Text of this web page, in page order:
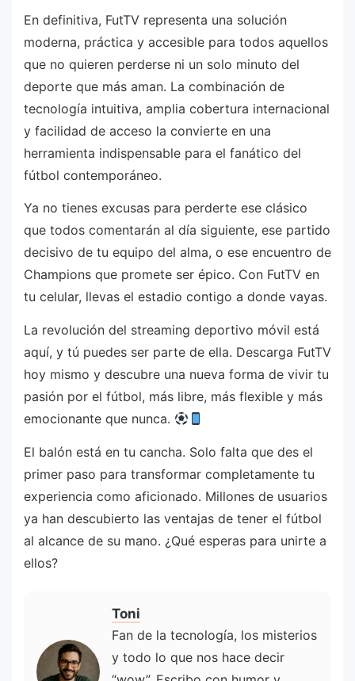
En definitiva, FutTV representa una solución
moderna, práctica y accesible para todos aquellos
que no quieren perderse ni un solo minuto del
deporte que más aman. La combinación de
tecnología intuitiva, amplia cobertura internacional
y facilidad de acceso la convierte en una
herramienta indispensable para el fanático del
fútbol contemporáneo.
Ya no tienes excusas para perderte ese clásico
que todos comentarán al día siguiente, ese partido
decisivo de tu equipo del alma, o ese encuentro de
Champions que promete ser épico. Con FutTV en
tu celular, llevas el estadio contigo a donde vayas.
La revolución del streaming deportivo móvil está
aquí, y tú puedes ser parte de ella. Descarga FutTV
hoy mismo y descubre una nueva forma de vivir tu
pasión por el fútbol, más libre, más flexible y más
emocionante que nunca.
El balón está en tu cancha. Solo falta que des el
primer paso para transformar completamente tu
experiencia como aficionado. Millones de usuarios
ya han descubierto las ventajas de tener el fútbol
al alcance de su mano. ¿Qué esperas para unirte a
ellos?
Toni
Fan de la tecnología, los misterios
y todo lo que nos hace decir